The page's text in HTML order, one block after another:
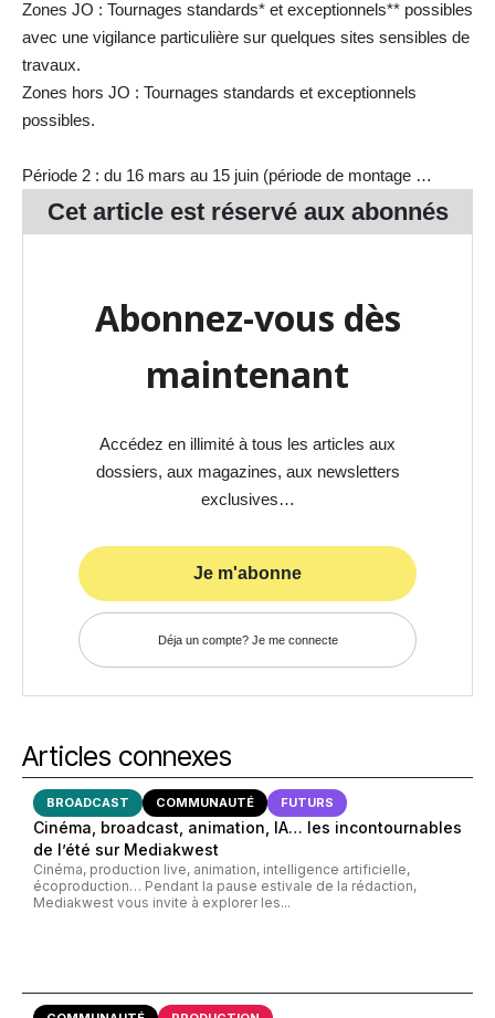
Zones JO : Tournages standards* et exceptionnels** possibles
avec une vigilance particulière sur quelques sites sensibles de
travaux.
Zones hors JO : Tournages standards et exceptionnels
possibles.
Période 2 : du 16 mars au 15 juin (période de montage …
Cet article est réservé aux abonnés
Abonnez-vous dès
maintenant
Accédez en illimité à tous les articles aux
dossiers, aux magazines, aux newsletters
exclusives…
Je m'abonne
Déja un compte? Je me connecte
Articles connexes
BROADCAST COMMUNAUTÉ FUTURS
Cinéma, broadcast, animation, IA… les incontournables
de l’été sur Mediakwest
Cinéma, production live, animation, intelligence artificielle,
écoproduction… Pendant la pause estivale de la rédaction,
Mediakwest vous invite à explorer les...